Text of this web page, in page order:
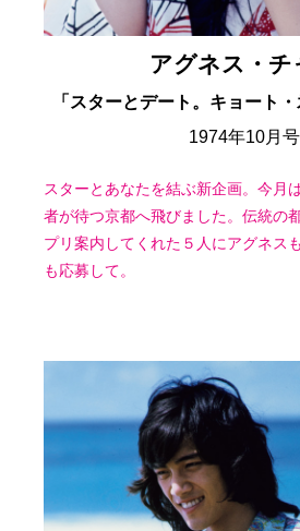
アグネス・チ
「スターとデート。キョート
1974年10月号
スターとあなたを結ぶ新企画。今月
者が待つ京都へ飛びました。伝統の
プリ案内してくれた５人にアグネス
も応募して。